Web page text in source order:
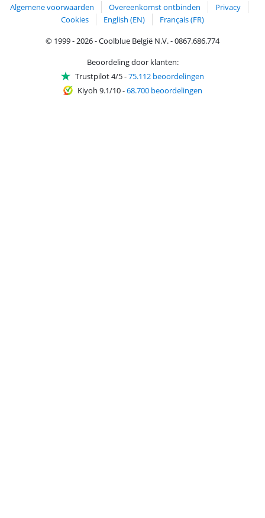
Algemene voorwaarden Overeenkomst ontbinden
Privacy
Cookies
English (EN)
Français (FR)
© 1999 - 2026 - Coolblue België N.V. - 0867.686.774
Beoordeling door klanten:
Trustpilot 4/5-75.112 beoordelingen
Kiyoh 9.1/10-68.700 beoordelingen